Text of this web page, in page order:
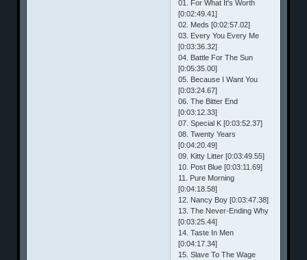
01. For What It's Worth
[0:02:49.41]
02. Meds [0:02:57.02]
03. Every You Every Me
[0:03:36.32]
04. Battle For The Sun
[0:05:35.00]
05. Because I Want You
[0:03:24.67]
06. The Bitter End
[0:03:12.33]
07. Special K [0:03:52.37]
08. Twenty Years
[0:04:20.49]
09. Kitty Litter [0:03:49.55]
10. Post Blue [0:03:11.69]
11. Pure Morning
[0:04:18.58]
12. Nancy Boy [0:03:47.38]
13. The Never-Ending Why
[0:03:25.44]
14. Taste In Men
[0:04:17.34]
15. Slave To The Wage